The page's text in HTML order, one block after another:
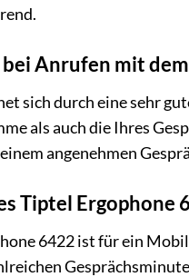
Anrufen mit
sich durch eine sehr
als auch die Ihres
angenehmen
Tiptel Ergophone
6422 ist für ein